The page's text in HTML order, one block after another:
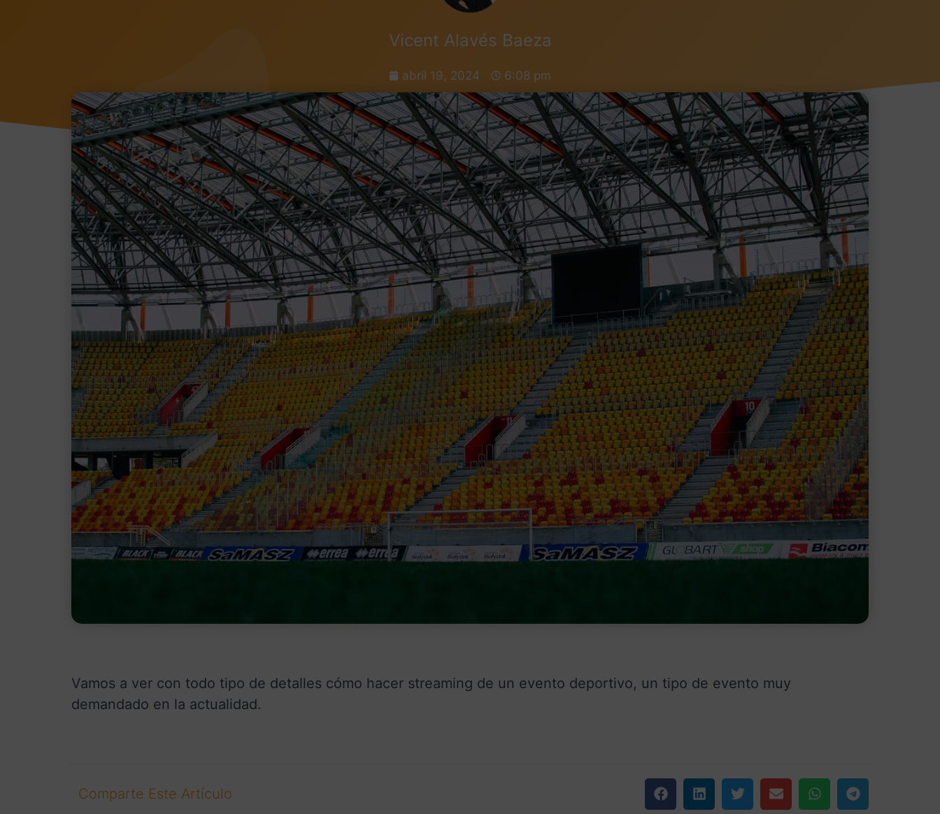
Vicent Alavés Baeza
abril 19, 2024 6:08 pm
Vamos a ver con todo tipo de detalles cómo hacer streaming de un evento deportivo, un tipo de evento muy
demandado en la actualidad.
Comparte Este Artículo